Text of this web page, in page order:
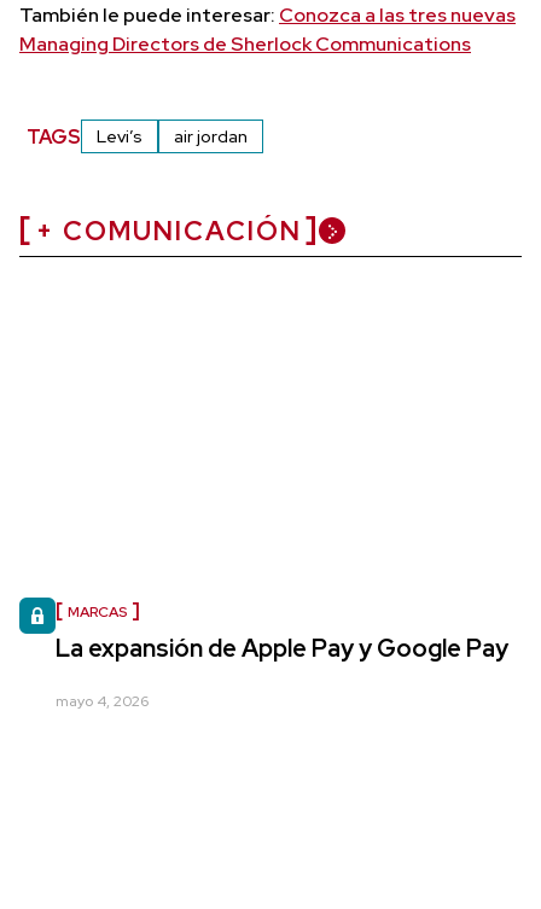
También le puede interesar: Conozca a las tres nuevas
Managing Directors de Sherlock Communications
TAGS Levi’s air jordan
+ COMUNICACIÓN
MARCAS
La expansión de Apple Pay y Google Pay
mayo 4, 2026